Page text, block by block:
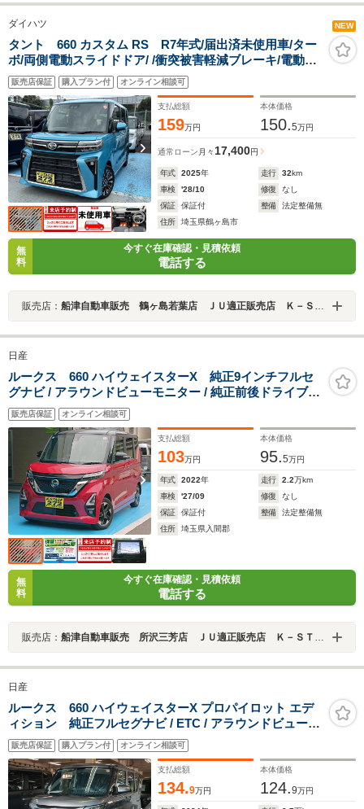
ダイハツ NEW
タント 660 カスタム RS R7年式/届出済未使用車/ター
ボ/両側電動スライドドア/ /衝突被害軽減ブレーキ/電動パ
ーキングブレーキ/LEDヘッドライト/後席テーブル/ロール
サンシェード/ミラクルオープンドア/シートヒーター/スマ
ートキー
販売店保証 購入プラン付 オンライン相談可
支払総額
159万円
本体価格
150.5万円
通常ローン 月々 17,400円
年式 2025年 走行 32km
車検
'28/10 修復
なし
保証
保証付 整備
法定整備無
住所
埼玉県鶴ヶ島市
無
料
今すぐ在庫確認・見積依頼
電話する
販売店： 船津自動車販売 鶴ヶ島若葉店 ＪＵ適正販売店 Ｋ－ＳＴＡＧＥ２７２
日産
ルークス 660 ハイウェイスターX 純正9インチフルセ
グナビ / アラウンドビューモニター / 純正前後ドライブレ
コーダー / 両側ハンズフリーオートスライドドア / 快適パ
ック / 衝突被害軽減ブレーキ / タッチパネル式オートエア
コン / 走行・21840Km
販売店保証 オンライン相談可
支払総額
103万円
本体価格
95.5万円
年式 2022年 走行 2.2万km
車検
'27/09 修復
なし
保証
保証付 整備
法定整備無
住所
埼玉県入間郡
無
料
今すぐ在庫確認・見積依頼
電話する
販売店： 船津自動車販売 所沢三芳店 ＪＵ適正販売店 Ｋ－ＳＴＡＧＥ２７２
日産
ルークス 660 ハイウェイスターX プロパイロット エデ
ィション 純正フルセグナビ / ETC / アラウンドビューモ
ニター / デジタルインナーミラー / 電子パーキング
販売店保証 購入プラン付 オンライン相談可
支払総額
134.9万円
本体価格
124.9万円